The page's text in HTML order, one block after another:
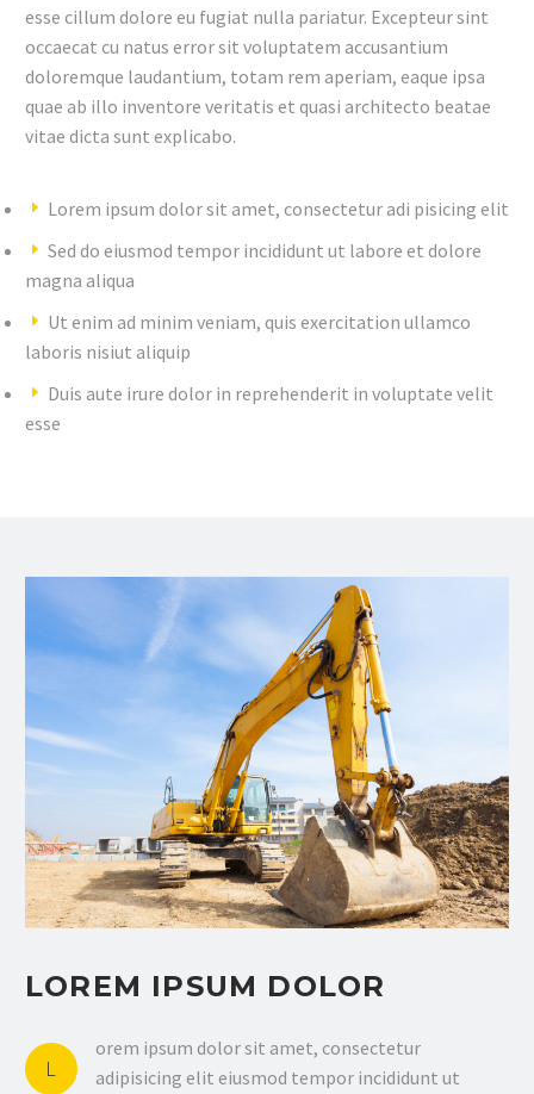
esse cillum dolore eu fugiat nulla pariatur. Excepteur sint
occaecat cu natus error sit voluptatem accusantium
doloremque laudantium, totam rem aperiam, eaque ipsa
quae ab illo inventore veritatis et quasi architecto beatae
vitae dicta sunt explicabo.
Lorem ipsum dolor sit amet, consectetur adi pisicing elit
Sed do eiusmod tempor incididunt ut labore et dolore
magna aliqua
Ut enim ad minim veniam, quis exercitation ullamco
laboris nisiut aliquip
Duis aute irure dolor in reprehenderit in voluptate velit
esse
LOREM IPSUM DOLOR
L
orem ipsum dolor sit amet, consectetur
adipisicing elit eiusmod tempor incididunt ut